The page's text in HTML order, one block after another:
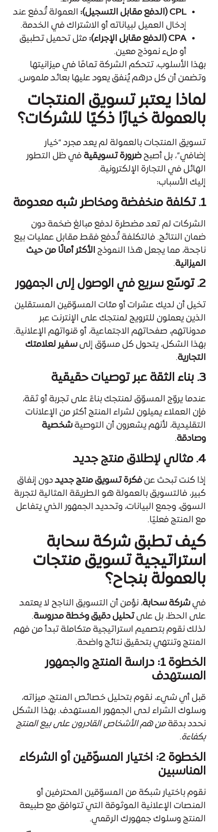
CPL (الدفع مقابل التسجيل):
العمولة تُدفع عند
إدخال العميل لبياناته أو الاشتراك في الخدمة.
CPA (الدفع مقابل الإجراء):
مثل تحميل تطبيق
أو ملء نموذج معين.
بهذا الأسلوب، تتحكم الشركة تمامًا في ميزانيتها
وتضمن أن كل درهم يُنفق يعود عليها بعائد ملموس.
لماذا يعتبر تسويق المنتجات
بالعمولة خيارًا ذكيًا للشركات؟
تسويق المنتجات بالعمولة لم يعد مجرد “خيار
إضافي”، بل أصبحضرورة تسويقية في ظل التطور
الهائل في التجارة الإلكترونية.
إليك الأسباب:
1. تكلفة منخفضة ومخاطر شبه معدومة
الشركات لم تعد مضطرة لدفع مبالغ ضخمة دون
ضمان النتائج. فالتكلفة تُدفع فقط مقابل عمليات بيع
ناجحة، مما يجعل هذا النموذج الأكثر أمانًا من حيث
الميزانية.
2. توسّع سريع في الوصول إلى الجمهور
تخيل أن لديك عشرات أو مئات المسوّقين المستقلين
الذين يعملون للترويج لمنتجك على الإنترنت عبر
مدوناتهم، صفحاتهم الاجتماعية، أو قنواتهم الإعلانية.
بهذا الشكل، يتحول كل مسوّق إلىسفير لعلامتك
التجارية.
3. بناء الثقة عبر توصيات حقيقية
عندما يروّج المسوّق لمنتجك بناءً على تجربة أو ثقة،
فإن العملاء يميلون لشراء المنتج أكثر من الإعلانات
التقليدية، لأنهم يشعرون أن التوصيةشخصية
وصادقة.
4. مثالي لإطلاق منتج جديد
إذا كنت تبحث عنفكرة تسويق منتج جديددون إنفاق
كبير، فالتسويق بالعمولة هو الطريقة المثالية لتجربة
السوق، وجمع البيانات، وتحديد الجمهور الذي يتفاعل
مع المنتج فعليًا.
كيف تطبق شركة سحابة
استراتيجية تسويق منتجات
بالعمولة بنجاح؟
فيشركة سحابة، نؤمن أن التسويق الناجح لا يعتمد
على الحظ، بل علىتحليل دقيق وخطة مدروسة.
لذلك نقوم بتصميم استراتيجية متكاملة تبدأ من فهم
المنتج وتنتهي بتحقيق نتائج واضحة.
الخطوة 1: دراسة المنتج والجمهور
المستهدف
قبل أي شيء، نقوم بتحليل خصائص المنتج، ميزاته،
وسلوك الشراء لدى الجمهور المستهدف. بهذا الشكل
نحدد بدقةمن هم الأشخاص القادرون على بيع المنتج
بكفاءة.
الخطوة 2: اختيار المسوّقين أو الشركاء
المناسبين
نقوم باختيار شبكة من المسوّقين المحترفين أو
المنصات الإعلانية الموثوقة التي تتوافق مع طبيعة
المنتج وسلوك جمهورك الرقمي.